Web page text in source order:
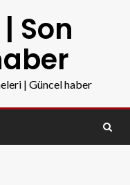
Son
| Güncel haber